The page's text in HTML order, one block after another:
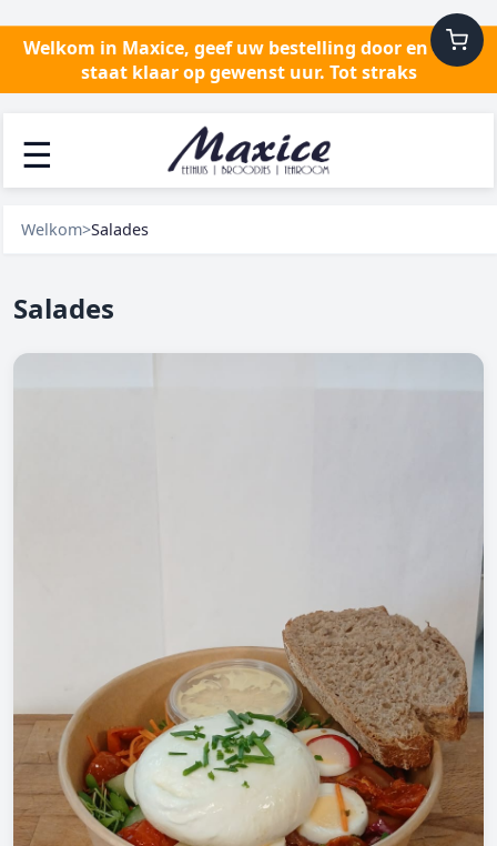
Welkom in Maxice, geef uw bestelling door en alles
staat klaar op gewenst uur. Tot straks
☰
Welkom>Salades
Salades